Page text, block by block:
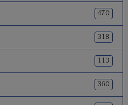
470
318
113
360